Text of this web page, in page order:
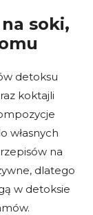
soki,
detoksu
koktajli
własnych
na
dlatego
w detoksie